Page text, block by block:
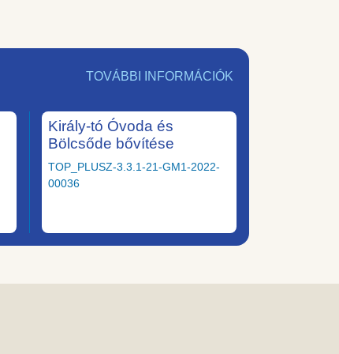
TOVÁBBI INFORMÁCIÓK
Király-tó Óvoda és
Bölcsőde bővítése
TOP_PLUSZ-3.3.1-21-GM1-2022-
00036